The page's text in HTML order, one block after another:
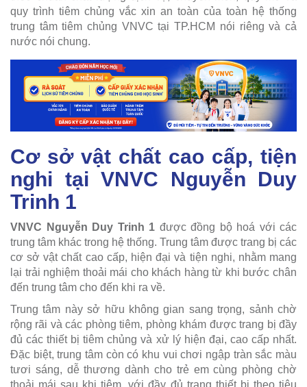
quy trình tiêm chủng vắc xin an toàn của toàn hệ thống
trung tâm tiêm chủng VNVC tại TP.HCM nói riêng và cả
nước nói chung.
Cơ sở vật chất cao cấp, tiện
nghi tại VNVC Nguyễn Duy
Trinh 1
VNVC Nguyễn Duy Trinh 1 được đồng bộ hoá với các
trung tâm khác trong hệ thống. Trung tâm được trang bị các
cơ sở vật chất cao cấp, hiện đại và tiện nghi, nhằm mang
lại trải nghiệm thoải mái cho khách hàng từ khi bước chân
đến trung tâm cho đến khi ra về.
Trung tâm này sở hữu không gian sang trọng, sảnh chờ
rộng rãi và các phòng tiêm, phòng khám được trang bị đầy
đủ các thiết bị tiêm chủng và xử lý hiện đại, cao cấp nhất.
Đặc biệt, trung tâm còn có khu vui chơi ngập tràn sắc màu
tươi sáng, dễ thương dành cho trẻ em cùng phòng chờ
thoải mái sau khi tiêm, với đầy đủ trang thiết bị theo tiêu